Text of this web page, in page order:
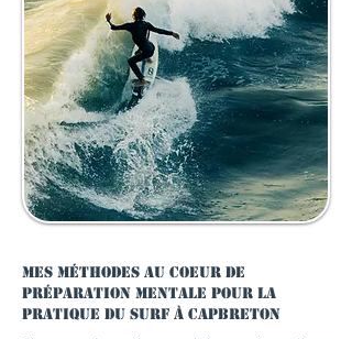
Mes méthodes au coeur de
préparation mentale pour la
pratique du surf à Capbreton